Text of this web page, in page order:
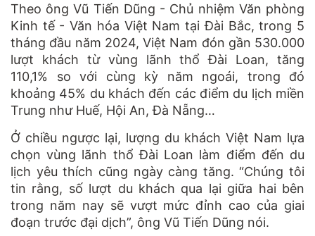
Theo ông Vũ Tiến Dũng - Chủ nhiệm Văn phòng
Kinh tế - Văn hóa Việt Nam tại Đài Bắc, trong 5
tháng đầu năm 2024, Việt Nam đón gần 530.000
lượt khách từ vùng lãnh thổ Đài Loan, tăng
110,1% so với cùng kỳ năm ngoái, trong đó
khoảng 45% du khách đến các điểm du lịch miền
Trung như Huế, Hội An, Đà Nẵng…
Ở chiều ngược lại, lượng du khách Việt Nam lựa
chọn vùng lãnh thổ Đài Loan làm điểm đến du
lịch yêu thích cũng ngày càng tăng. “Chúng tôi
tin rằng, số lượt du khách qua lại giữa hai bên
trong năm nay sẽ vượt mức đỉnh cao của giai
đoạn trước đại dịch”, ông Vũ Tiến Dũng nói.